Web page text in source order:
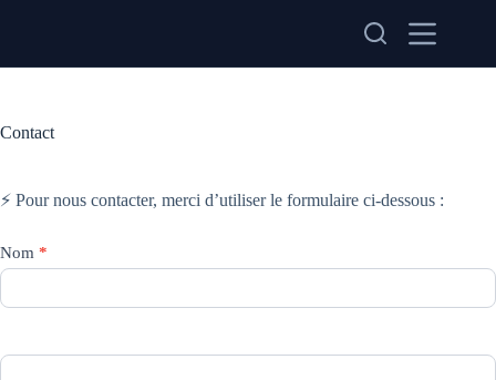
Contact
⚡ Pour nous contacter, merci d’utiliser le formulaire ci-dessous :
Contact
Us
Nom *